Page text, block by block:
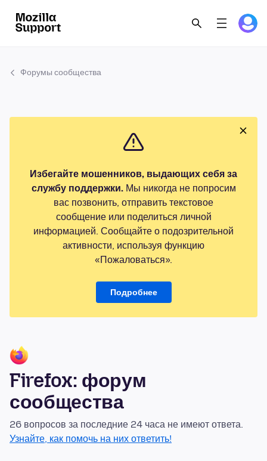
Форумы сообщества
Избегайте мошенников, выдающих себя за
службу поддержки.Мы никогда не попросим
вас позвонить, отправить текстовое
сообщение или поделиться личной
информацией. Сообщайте о подозрительной
активности, используя функцию
«Пожаловаться».
Подробнее
Firefox: форум
сообщества
26 вопросов за последние 24 часа не имеют ответа.
Узнайте, как помочь на них ответить!